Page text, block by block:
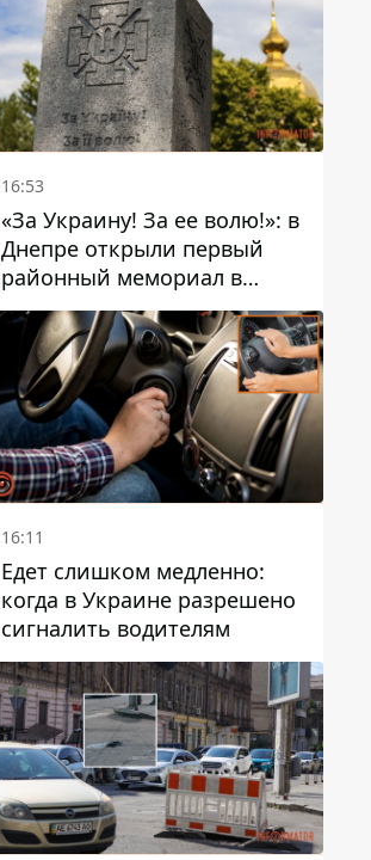
16:53
«За Украину! За ее волю!»: в
Днепре открыли первый
районный мемориал в
честь погибших
Защитников
16:11
Едет слишком медленно:
когда в Украине разрешено
сигналить водителям